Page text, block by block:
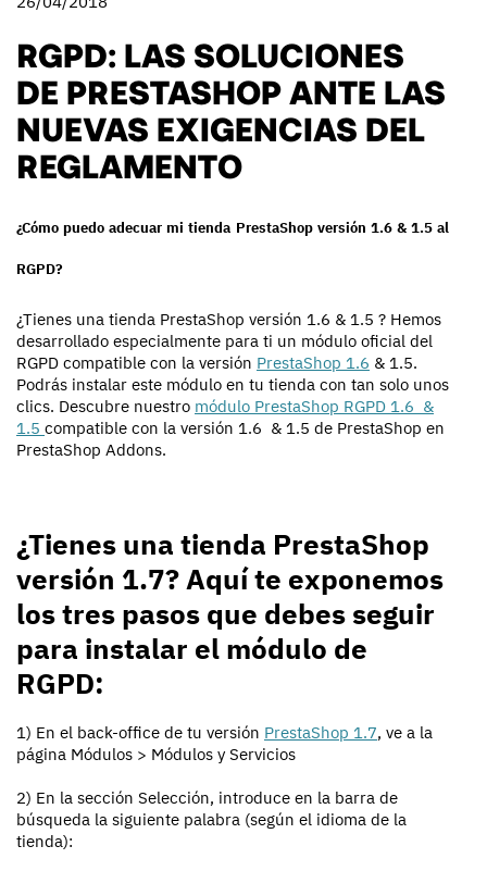
RGPD: LAS SOLUCIONES
DE PRESTASHOP ANTE LAS
NUEVAS EXIGENCIAS DEL
REGLAMENTO
¿Cómo puedo adecuar mi tienda PrestaShop versión 1.6 & 1.5 al
RGPD?
¿Tienes una tienda PrestaShop versión 1.6 & 1.5 ? Hemos
desarrollado especialmente para ti un módulo oficial del
RGPD compatible con la versión PrestaShop 1.6 & 1.5.
Podrás instalar este módulo en tu tienda con tan solo unos
clics. Descubre nuestro módulo PrestaShop RGPD 1.6 &
1.5 compatible con la versión 1.6 & 1.5 de PrestaShop en
PrestaShop Addons.
¿Tienes una tienda PrestaShop
versión 1.7? Aquí te exponemos
los tres pasos que debes seguir
para instalar el módulo de
RGPD:
1) En el back-office de tu versión PrestaShop 1.7, ve a la
página Módulos > Módulos y Servicios
2) En la sección Selección, introduce en la barra de
búsqueda la siguiente palabra (según el idioma de la
tienda):